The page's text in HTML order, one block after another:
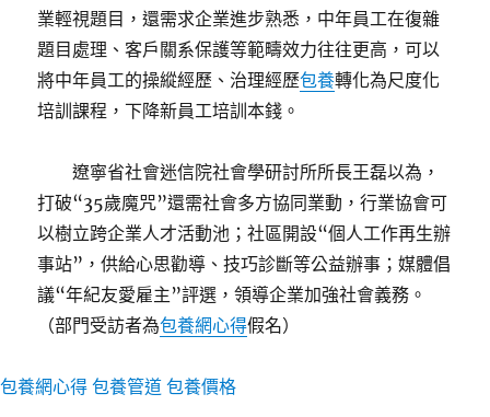
業輕視題目，還需求企業進步熟悉，中年員工在復雜
題目處理、客戶關系保護等範疇效力往往更高，可以
將中年員工的操縱經歷、治理經歷包養轉化為尺度化
培訓課程，下降新員工培訓本錢。
遼寧省社會迷信院社會學研討所所長王磊以為，
打破“35歲魔咒”還需社會多方協同業動，行業協會可
以樹立跨企業人才活動池；社區開設“個人工作再生辦
事站”，供給心思勸導、技巧診斷等公益辦事；媒體倡
議“年紀友愛雇主”評選，領導企業加強社會義務。
（部門受訪者為包養網心得假名）
包養網心得 包養管道 包養價格